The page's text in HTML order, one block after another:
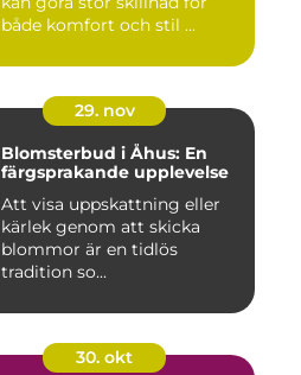
både komfort och stil ...
29. nov
Blomsterbud i Åhus: En
färgsprakande upplevelse
Att visa uppskattning eller
kärlek genom att skicka
blommor är en tidlös
tradition so...
30. okt